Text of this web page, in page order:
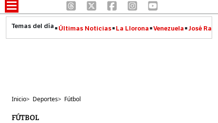
Últimas Noticias La Llorona Venezuela José
Inicio> Deportes> Fútbol
FÚTBOL